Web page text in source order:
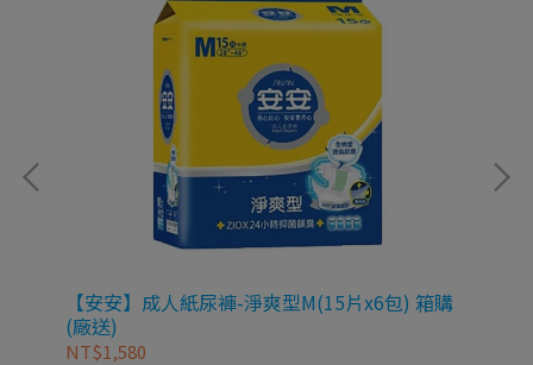
【安安】成人紙尿褲-淨爽型M(15片x6包) 箱購
(廠送)
NT$1,580